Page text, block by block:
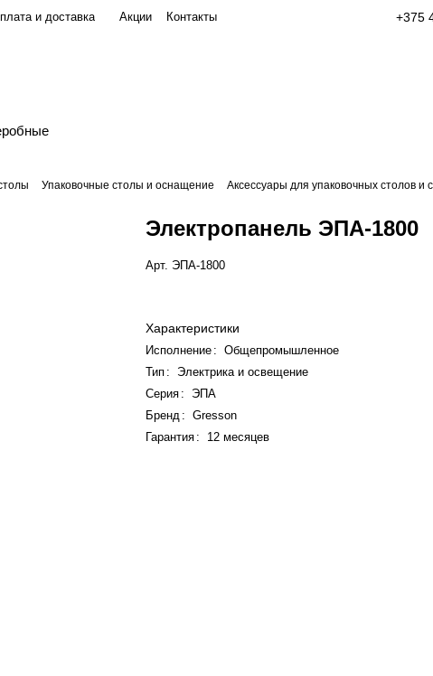
и доставка Акции Контакты +375
Упаковочные столы и оснащение Аксессуары для упаковочных столов и
Электропанель ЭПА-1800
Арт. ЭПА-1800
Характеристики
Исполнение :
Общепромышленное
Тип :
Электрика и освещение
Серия :
ЭПА
Бренд :
Gresson
Гарантия : 12 месяцев